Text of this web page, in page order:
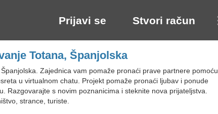
Prijavi se Stvori račun
Totana, Španjolska
Zajednica vam pomaže pronaći prave partnere pomoću
u virtualnom chatu. Projekt pomaže pronaći ljubav i ponude
Razgovarajte s novim poznanicima i steknite nova prijateljstva.
strance, turiste.